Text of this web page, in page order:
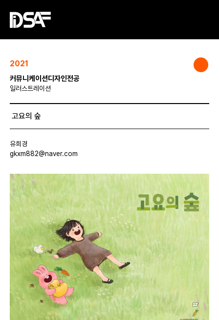
2021
커뮤니케이션디자인전공
일러스트레이션
고요의 숲
유희경
gkxm882@naver.com